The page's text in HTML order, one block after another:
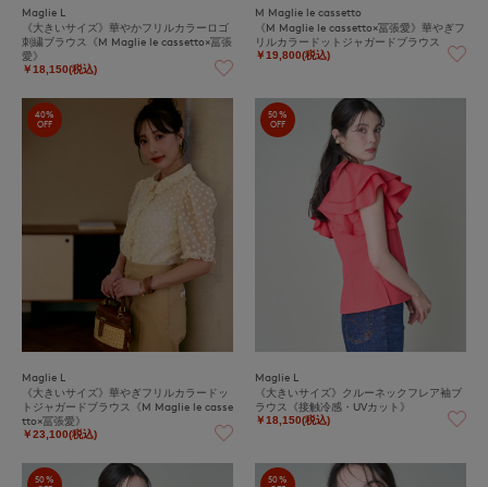
Maglie L
《大きいサイズ》華やかフリルカラーロゴ
刺繍ブラウス《M Maglie le cassetto×冨張
愛》
￥18,150(税込)
M Maglie le cassetto
《M Maglie le cassetto×冨張愛》華やぎフ
リルカラードットジャガードブラウス
￥19,800(税込)
40%
OFF
Maglie L
《大きいサイズ》華やぎフリルカラードッ
トジャガードブラウス《M Maglie le casse
tto×冨張愛》
￥23,100(税込)
50%
OFF
Maglie L
《大きいサイズ》クルーネックフレア袖ブ
ラウス《接触冷感・UVカット》
￥18,150(税込)
50%
50%